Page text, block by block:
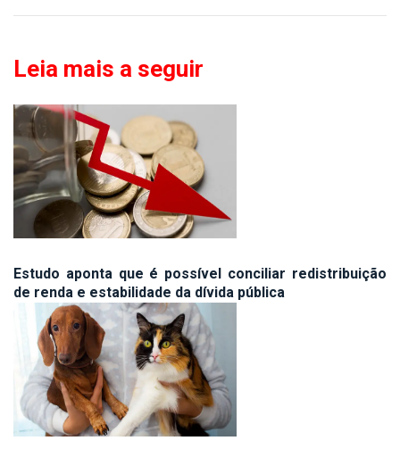
Leia mais a seguir
Estudo aponta que é possível conciliar redistribuição
de renda e estabilidade da dívida pública